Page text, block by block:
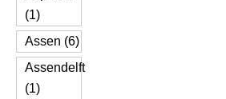
(1)
Assen (6)
Assendelft
(1)